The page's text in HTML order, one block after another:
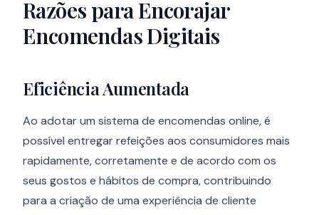
Razões para Encorajar
Encomendas Digitais
Eficiência Aumentada
Ao adotar um sistema de encomendas online, é
possível entregar refeições aos consumidores mais
rapidamente, corretamente e de acordo com os
seus gostos e hábitos de compra, contribuindo
para a criação de uma experiência de cliente